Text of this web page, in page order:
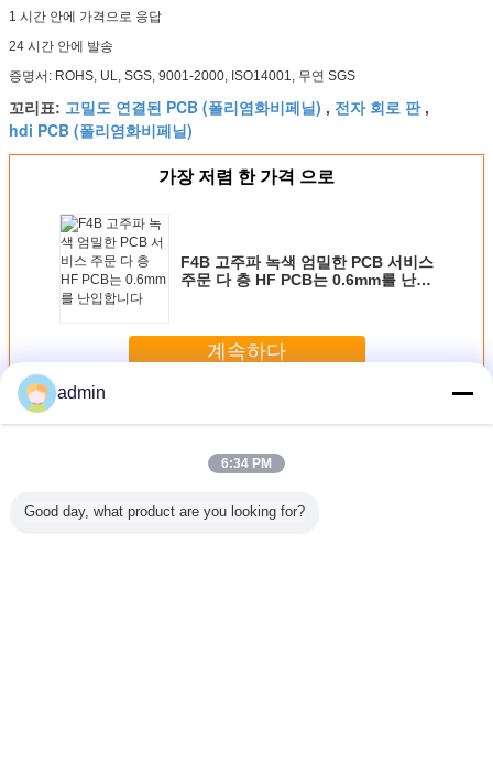
1 시간 안에 가격으로 응답
24 시간 안에 발송
증명서: ROHS, UL, SGS, 9001-2000, ISO14001, 무연 SGS
꼬리표: 고밀도 연결된 PCB (폴리염화비페닐) , 전자 회로 판,
hdi PCB (폴리염화비페닐)
가장 저렴 한 가격 으로
F4B 고주파 녹색 엄밀한 PCB 서비스
주문 다 층 HF PCB는 0.6mm를 난입
계속하다
더 많은 것
admin
6:34 PM
Good day, what product are you looking for?